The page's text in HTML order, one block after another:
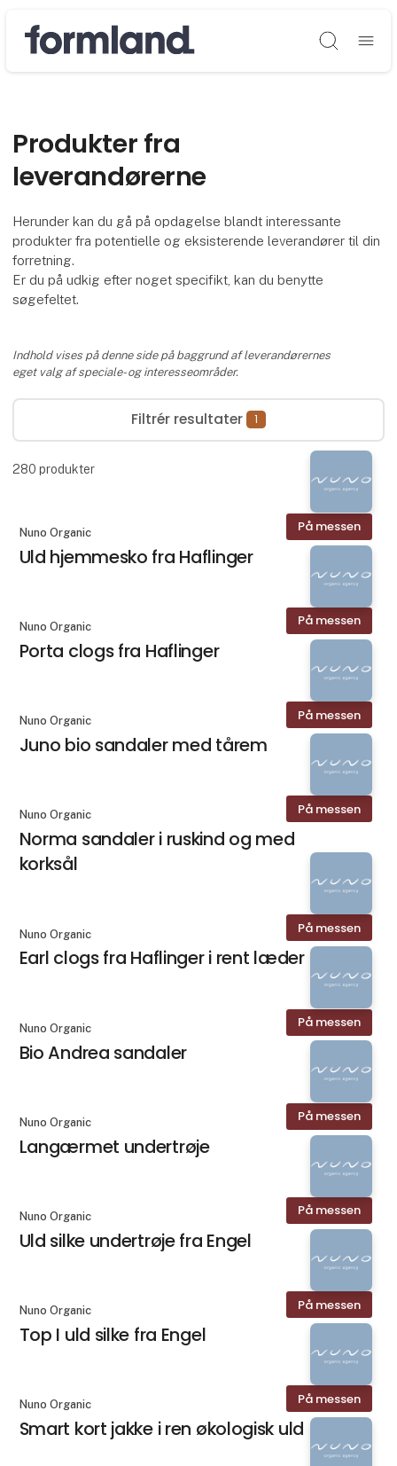
Søg
Produkter fra
leverandørerne
Herunder kan du gå på opdagelse blandt interessante
produkter fra potentielle og eksisterende leverandører til din
forretning.
Er du på udkig efter noget specifikt, kan du benytte
søgefeltet.
Indhold vises på denne side på baggrund af leverandørernes
eget valg af speciale- og interesseområder.
Filtrér resultater 1
280 produkter
På messen
Nuno Organic
Uld hjemmesko fra Haflinger
På messen
Nuno Organic
Porta clogs fra Haflinger
På messen
Nuno Organic
Juno bio sandaler med tårem
På messen
Nuno Organic
Norma sandaler i ruskind og med
korksål
På messen
Nuno Organic
Earl clogs fra Haflinger i rent læder
På messen
Nuno Organic
Bio Andrea sandaler
På messen
Nuno Organic
Langærmet undertrøje
På messen
Nuno Organic
Uld silke undertrøje fra Engel
På messen
Nuno Organic
Top I uld silke fra Engel
På messen
Nuno Organic
Smart kort jakke i ren økologisk uld